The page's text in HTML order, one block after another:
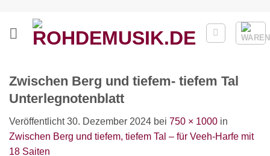
springen
Zwischen Berg und tiefem- tiefem Tal
Unterlegnotenblatt
Veröffentlicht30. Dezember 2024 bei 750 × 1000 in
Zwischen Berg und tiefem, tiefem Tal – für Veeh-Harfe mit
18 Saiten